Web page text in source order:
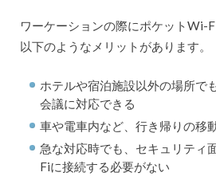
ワーケーションの際にポケットWi-F
以下のようなメリットがあります。
ホテルや宿泊施設以外の場所で
会議に対応できる
車や電車内など、行き帰りの移
急な対応時でも、セキュリティ
Fiに接続する必要がない